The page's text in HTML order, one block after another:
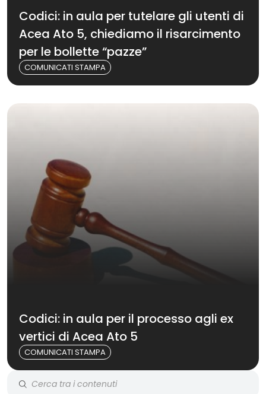
Codici: in aula per tutelare gli utenti di
Acea Ato 5, chiediamo il risarcimento
per le bollette “pazze”
COMUNICATI STAMPA
Codici: in aula per il processo agli ex
vertici di Acea Ato 5
COMUNICATI STAMPA